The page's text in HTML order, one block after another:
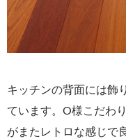
キッチンの背面には飾
ています。O様こだわ
がまたレトロな感じで